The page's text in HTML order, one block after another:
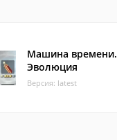
Машина времени.
Эволюция
Версия: latest